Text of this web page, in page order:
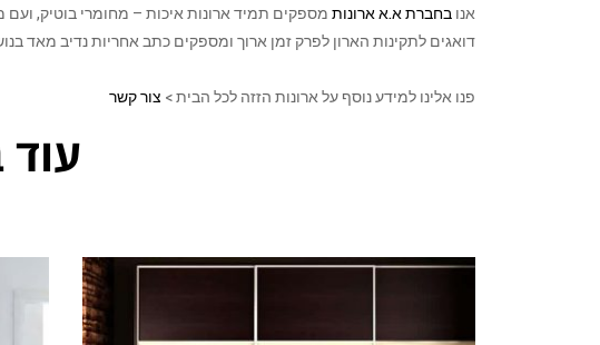
אנו בחברת א.א ארונות מספקים תמיד ארונות איכות – מחומרי בוטיק, ועם
דואגים לתקינות הארון לפרק זמן ארוך ומספקים כתב אחריות נדיב מאד
פנו אלינו למידע נוסף על ארונות הזזה לכל הבית > צור קשר
עוד